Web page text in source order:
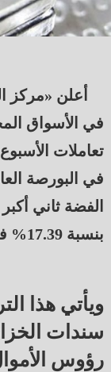
أعلن «مركز
تعاملات
الفضة ثاني
بنسبة 17.39% في 30 يناير الماضي.
ويأتي هذا
سندات
رؤوس